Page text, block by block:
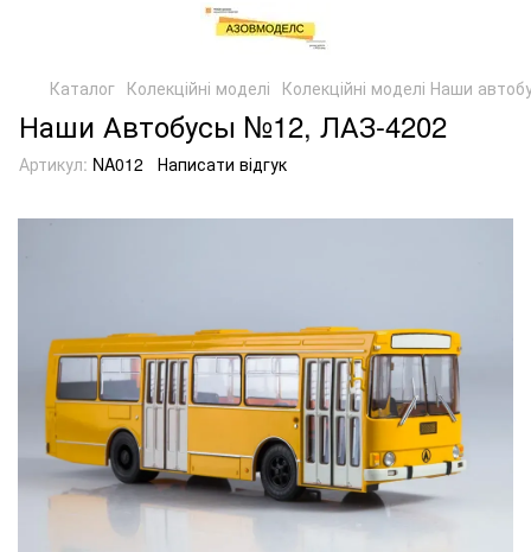
Каталог Колекційні моделі Колекційні моделі Наши
Наши Автобусы №12, ЛАЗ-4202
Артикул: NA012 Написати відгук